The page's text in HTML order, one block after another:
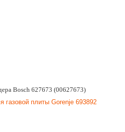
Bosch 627673 (00627673)